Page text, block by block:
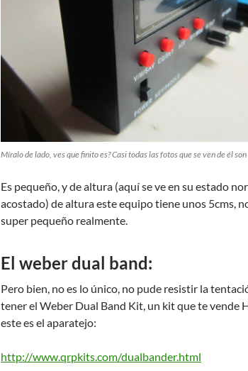
Míralo de lado, ves que finito es? Casi todas las fotos que se ven de él son
Es pequeño, y de altura (aquí se ve en su estado
acostado) de altura este equipo tiene unos 5cms,
super pequeño realmente.
El weber dual band:
Pero bien, no es lo único, no pude resistir la
tener el Weber Dual Band Kit, un kit que te vende
este es el aparatejo:
http://www.qrpkits.com/dualbander.html